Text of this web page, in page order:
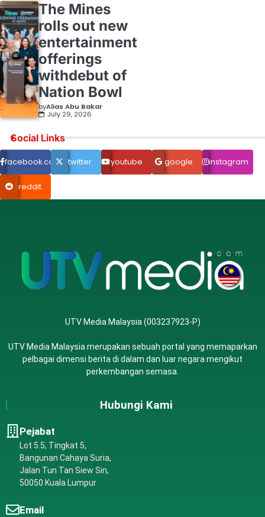
The Mines
rolls out new
entertainment
offerings
withdebut of
Nation Bowl
byAlias Abu Bakar
July 29, 2026
Social Links
facebook.com twitter youtube google instagram
reddit
UTV Media Malaysia (003237923-P)
UTV Media Malaysia merupakan sebuah portal yang memaparkan
pelbagai dimensi berita di dalam dan luar negara mengikut
perkembangan semasa.
Hubungi Kami
Pejabat
Lot 5.5, Tingkat 5,
Bangunan Cahaya Suria,
Jalan Tun Tan Siew Sin,
50050 Kuala Lumpur
Email